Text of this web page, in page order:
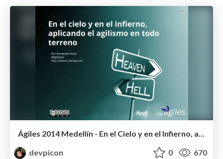
Ágiles 2014 Medellín - En el Cielo y en el Infierno, aplicando el agilismo en todo terreno
devpicon
0 670